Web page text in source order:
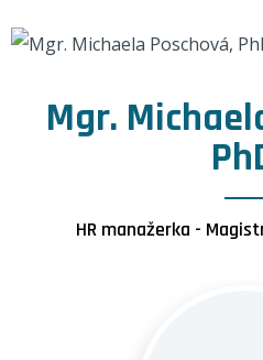
Mgr.
HR manažerka -